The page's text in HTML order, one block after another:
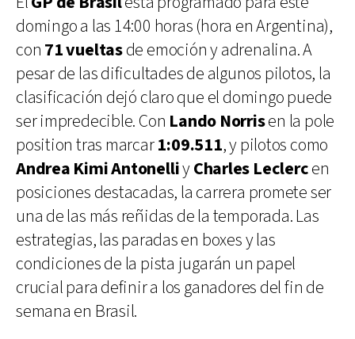
domingo a las 14:00 horas (hora en Argentina),
con 71 vueltasde emoción y adrenalina. A
pesar de las dificultades de algunos pilotos, la
clasificación dejó claro que el domingo puede
ser impredecible. Con Lando Norrisen la pole
position tras marcar1:09.511, y pilotos como
Andrea Kimi AntonelliyCharles Leclercen
posiciones destacadas, la carrera promete ser
una de las más reñidas de la temporada. Las
estrategias, las paradas en boxes y las
condiciones de la pista jugarán un papel
crucial para definir a los ganadores del fin de
semana en Brasil.